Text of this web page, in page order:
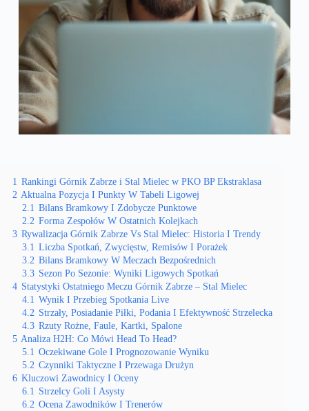
1 Rankingi Górnik Zabrze i Stal Mielec w PKO BP Ekstraklasa
2 Aktualna Pozycja I Punkty W Tabeli Ligowej
2.1 Bilans Bramkowy I Zdobycze Punktowe
2.2 Forma Zespołów W Ostatnich Kolejkach
3 Rywalizacja Górnik Zabrze Vs Stal Mielec: Historia I Trendy
3.1 Liczba Spotkań, Zwycięstw, Remisów I Porażek
3.2 Bilans Bramkowy W Meczach Bezpośrednich
3.3 Sezon Po Sezonie: Wyniki Ligowych Spotkań
4 Statystyki Ostatniego Meczu Górnik Zabrze – Stal Mielec
4.1 Wynik I Przebieg Spotkania Live
4.2 Strzały, Posiadanie Piłki, Podania I Efektywność Strzelecka
4.3 Rzuty Rożne, Faule, Kartki, Spalone
5 Analiza H2H: Co Mówi Head To Head?
5.1 Oczekiwane Gole I Prognozowanie Wyniku
5.2 Czynniki Taktyczne I Przewaga Drużyn
6 Kluczowi Zawodnicy I Oceny
6.1 Strzelcy Goli I Asysty
6.2 Ocena Zawodników I Trenerów